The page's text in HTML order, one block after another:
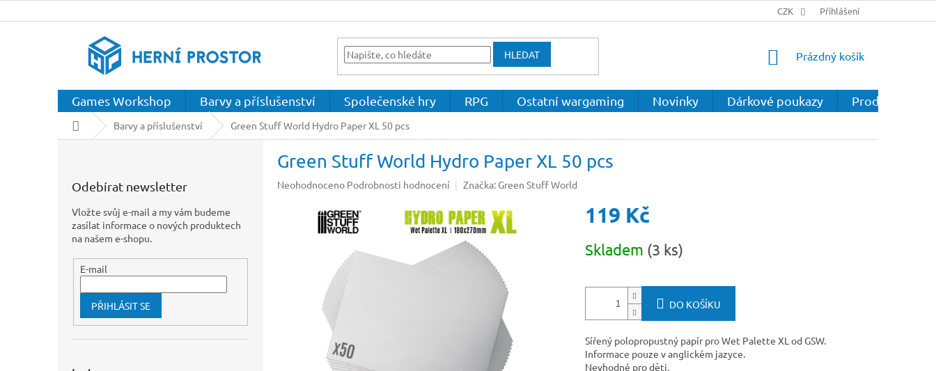
na
CZK Přihlášení
HLEDAT
NÁKUPNÍ
Prázdný košík
Games Workshop Barvy a příslušenství Společenské hry RPG Ostatní wargaming Novinky Dárkové poukazy Prodejna
Domů Barvy a příslušenství Green Stuff World Hydro Paper XL 50 pcs
Odebírat newsletter
Vložte svůj e-mail a my vám budeme
zasílat informace o nových produktech
na našem e-shopu.
E-mail
PŘIHLÁSIT SE
Green Stuff World Hydro Paper XL 50 pcs
Průměrné
Neohodnoceno Podrobnosti hodnocení Značka: Green Stuff World
119 Kč
cena:
Skladem (3 ks)
DO KOŠÍKU
Sířený polopropustný papír pro Wet Palette XL od GSW.
Informace pouze v anglickém jazyce.
Nevhodné pro děti.